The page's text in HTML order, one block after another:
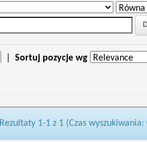
Sortuj pozycje wg
Rezultaty 1-1 z 1 (Czas wyszukiwania: